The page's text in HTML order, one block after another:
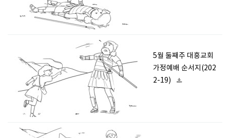
5월 둘째주 대흥교회
가정예배 순서지(202
2-19)